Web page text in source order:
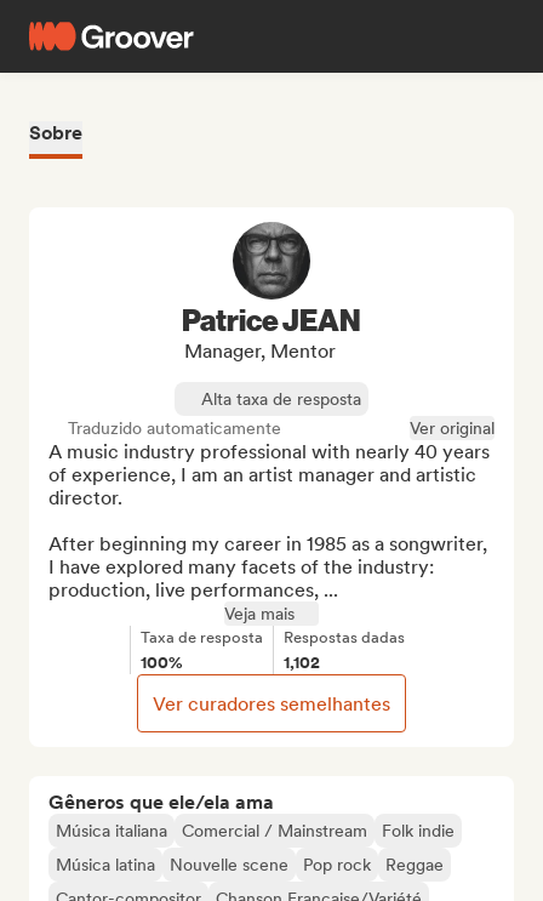
Sobre
Gêneros que ele/ela ama
Música italiana Comercial / Mainstream
Folk indie
Música latina
Nouvelle scene Pop rock
Reggae
Patrice JEAN
Manager, Mentor
Alta taxa de resposta
Traduzido automaticamente
Ver original
A music industry professional with nearly 40 years
of experience, I am an artist manager and artistic
director.
After beginning my career in 1985 as a songwriter,
I have explored many facets of the industry:
production, live performances, ...
Veja mais
Taxa de resposta
100%
Respostas dadas
1,102
Ver curadores semelhantes